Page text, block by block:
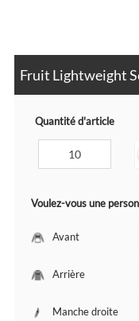
Fruit Lightweight
Quantité d'article
Voulez-vous une
Avant
Arrière
Manche droite